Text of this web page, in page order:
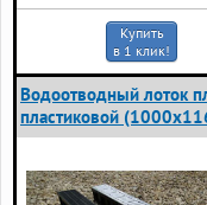
Купить
в 1 клик!
Водоотводный лоток
пластиковой